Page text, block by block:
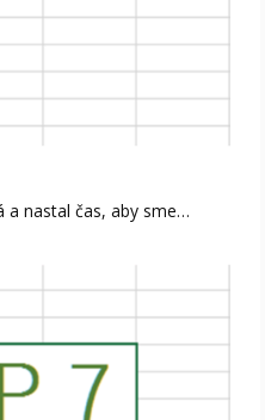
a nastal čas, aby sme…